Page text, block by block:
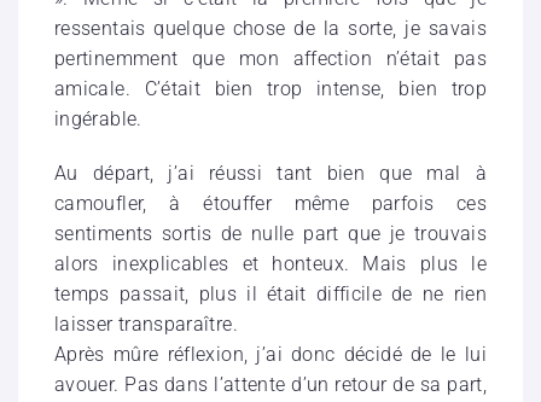
ressentais quelque chose de la sorte, je savais
pertinemment que mon affection n’était pas
amicale. C’était bien trop intense, bien trop
ingérable.
Au départ, j’ai réussi tant bien que mal à
camoufler, à étouffer même parfois ces
sentiments sortis de nulle part que je trouvais
alors inexplicables et honteux. Mais plus le
temps passait, plus il était difficile de ne rien
laisser transparaître.
Après mûre réflexion, j’ai donc décidé de le lui
avouer. Pas dans l’attente d’un retour de sa part,